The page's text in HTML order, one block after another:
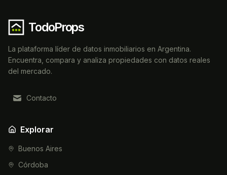
TodoProps
La plataforma líder de datos inmobiliarios en Argentina.
Encuentra, compara y analiza propiedades con datos reales
del mercado.
Contacto
Explorar
Buenos Aires
Córdoba